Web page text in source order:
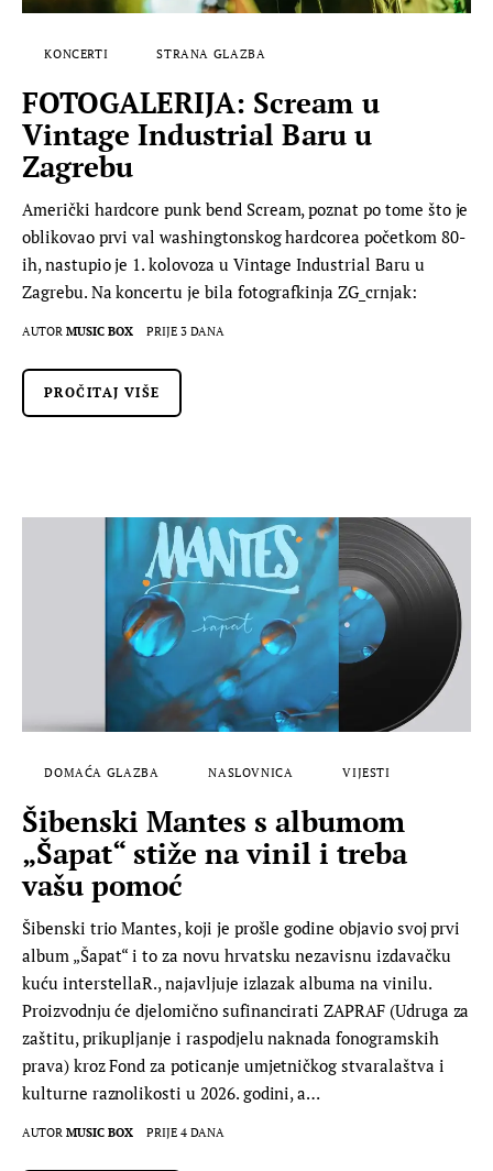
KONCERTI STRANA GLAZBA
FOTOGALERIJA: Scream u
Vintage Industrial Baru u
Zagrebu
Američki hardcore punk bend Scream, poznat po tome što je
oblikovao prvi val washingtonskog hardcorea početkom 80-
ih, nastupio je 1. kolovoza u Vintage Industrial Baru u
Zagrebu. Na koncertu je bila fotografkinja ZG_crnjak:
AUTOR MUSIC BOX PRIJE 3 DANA
PROČITAJ VIŠE
DOMAĆA GLAZBA NASLOVNICA VIJESTI
Šibenski Mantes s albumom
„Šapat“ stiže na vinil i treba
vašu pomoć
Šibenski trio Mantes, koji je prošle godine objavio svoj prvi
album „Šapat“ i to za novu hrvatsku nezavisnu izdavačku
kuću interstellaR., najavljuje izlazak albuma na vinilu.
Proizvodnju će djelomično sufinancirati ZAPRAF (Udruga za
zaštitu, prikupljanje i raspodjelu naknada fonogramskih
prava) kroz Fond za poticanje umjetničkog stvaralaštva i
kulturne raznolikosti u 2026. godini, a…
AUTOR MUSIC BOX PRIJE 4 DANA